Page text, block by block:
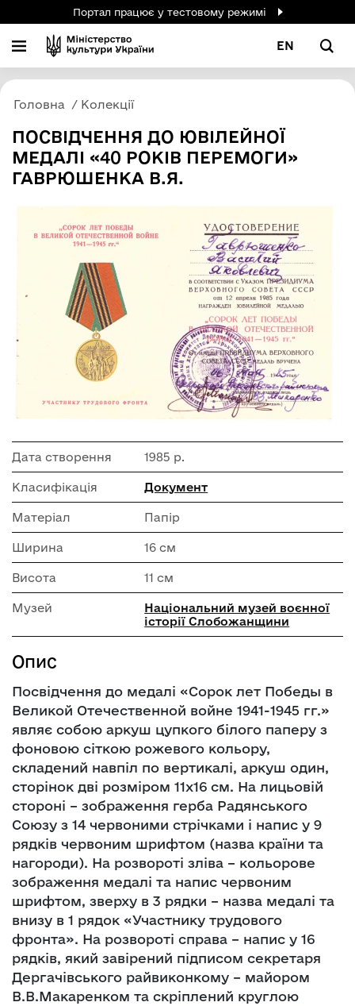
Портал працює у тестовому режимі
EN
Головна Колекції
ПОСВІДЧЕННЯ ДО ЮВІЛЕЙНОЇ
МЕДАЛІ «40 РОКІВ ПЕРЕМОГИ»
ГАВРЮШЕНКА В.Я.
Дата створення 1985 р.
Класифікація Документ
Матеріал Папір
Ширина 16 см
Висота 11 см
Музей
Національний музей воєнної
історії Слобожанщини
Опис
Посвідчення до медалі «Сорок лет Победы в
Великой Отечественной войне 1941-1945 гг.»
являє собою аркуш цупкого білого паперу з
фоновою сіткою рожевого кольору,
складений навпіл по вертикалі, аркуш один,
сторінок дві розміром 11х16 см. На лицьовій
стороні – зображення герба Радянського
Союзу з 14 червоними стрічками і напис у 9
рядків червоним шрифтом (назва країни та
нагороди). На розвороті зліва – кольорове
зображення медалі та напис червоним
шрифтом, зверху в 3 рядки – назва медалі та
внизу в 1 рядок «Участнику трудового
фронта». На розвороті справа – напис у 16
рядків, який завірений підписом секретаря
Дергачівського райвиконкому – майором
В.В.Макаренком та скріплений круглою